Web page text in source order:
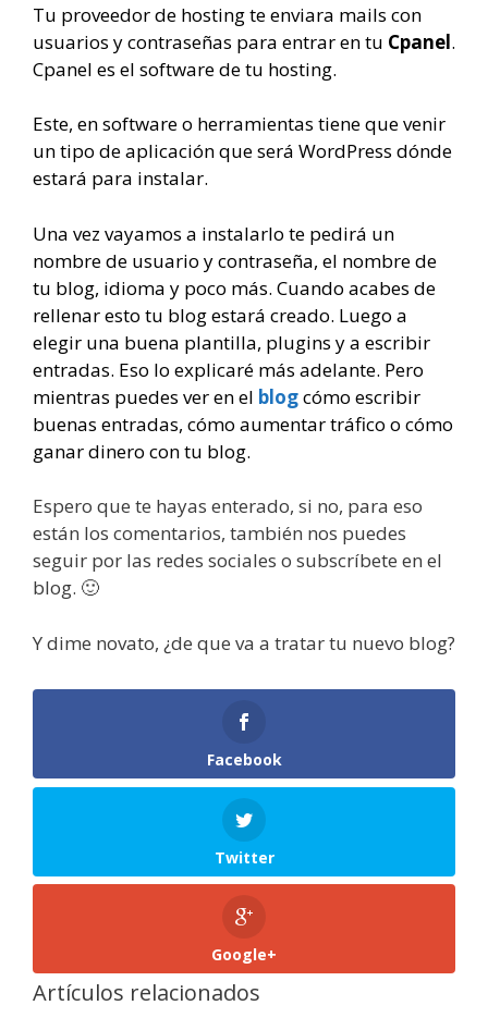
Tu proveedor de hosting te enviara mails con
usuarios y contraseñas para entrar en tu Cpanel.
Cpanel es el software de tu hosting.
Este, en software o herramientas tiene que venir
un tipo de aplicación que será WordPress dónde
estará para instalar.
Una vez vayamos a instalarlo te pedirá un
nombre de usuario y contraseña, el nombre de
tu blog, idioma y poco más. Cuando acabes de
rellenar esto tu blog estará creado. Luego a
elegir una buena plantilla, plugins y a escribir
entradas. Eso lo explicaré más adelante. Pero
mientras puedes ver en el blogcómo escribir
buenas entradas, cómo aumentar tráfico o cómo
ganar dinero con tu blog.
Espero que te hayas enterado, si no, para eso
están los comentarios, también nos puedes
seguir por las redes sociales o subscríbete en el
blog. 🙂
Y dime novato, ¿de que va a tratar tu nuevo blog?
Facebook
Twitter
Google+
Artículos relacionados